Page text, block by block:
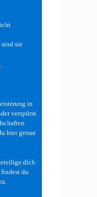
sie
in
verspürst
hier genau
dich
du